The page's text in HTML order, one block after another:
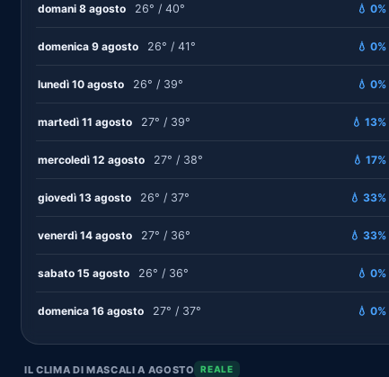
domani 8 agosto 26° / 40° 💧 0%
domenica 9 agosto 26° / 41° 💧 0%
lunedì 10 agosto 26° / 39° 💧 0%
martedì 11 agosto 27° / 39° 💧 13%
mercoledì 12 agosto 27° / 38° 💧 17%
giovedì 13 agosto 26° / 37° 💧 33%
venerdì 14 agosto 27° / 36° 💧 33%
sabato 15 agosto 26° / 36° 💧 0%
domenica 16 agosto 27° / 37° 💧 0%
IL CLIMA DI MASCALI A AGOSTO REALE